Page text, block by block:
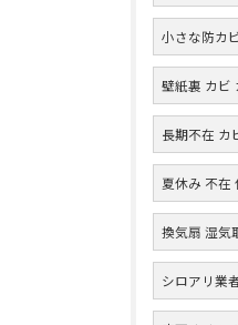
小さな防カ
壁紙裏 カビ
長期不在 カ
夏休み 不在
換気扇 湿気
シロアリ業